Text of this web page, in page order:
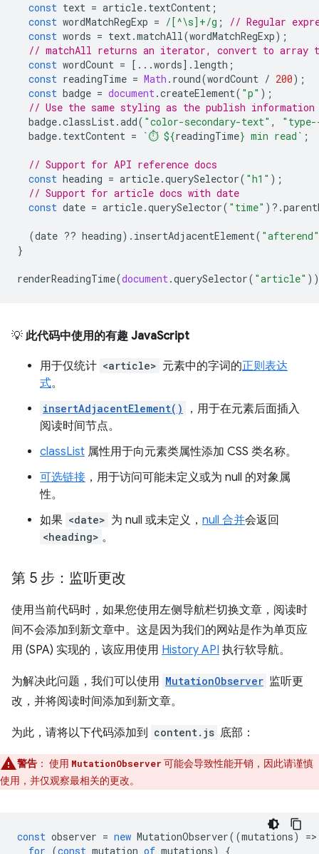
const text = article. textContent ;
const wordMatchRegExp = /[^\s]+/g ;
// Regular
const words = text.matchAll(wordMatchRegExp);
// matchAll returns an iterator, convert to array
const wordCount = [...words]. length ;
const readingTime = Math . round(wordCount / 200);
const badge = document.createElement( "p" );
// Use the same styling as the publish
badge.classList.add( "color-secondary-text" ,
badge. textContent = `⏱️ ${readingTime} min read` ;
// Support for API reference docs
const heading = article.querySelector( "h1" );
// Support for article docs with date
const date = article.querySelector( "time" ) ? .
(date ?? heading). insertAdjacentElement( "afterend"
}
renderReadingTime(document.querySelector( "article"
💡 此代码中使用的有趣 JavaScript
用于仅统计 <article> 元素中的字词的正则表达
式。
insertAdjacentElement()
，用于在元素后面插入
阅读时间节点。
classList 属性用于向元素类属性添加 CSS 类名称。
可选链接 ，用于访问可能未定义或为 null 的对象属
性。
如果 <date> 为 null 或未定义， null 合并会返回
<heading> 。
第 5 步：监听更改
使用当前代码时，如果您使用左侧导航栏切换文章，阅读时
间不会添加到新文章中。这是因为我们的网站是作为单页应
用 (SPA) 实现的，该应用使用 History API 执行软导航。
为解决此问题，我们可以使用 MutationObserver 监听更
改，并将阅读时间添加到新文章。
为此，请将以下代码添加到 content.js 底部：
警告 ： 使用 MutationObserver 可能会导致性能开销，因此请谨慎
使用，并仅观察最相关的更改。
const observer = new MutationObserver((mutations) =>
for (const mutation of mutations) {